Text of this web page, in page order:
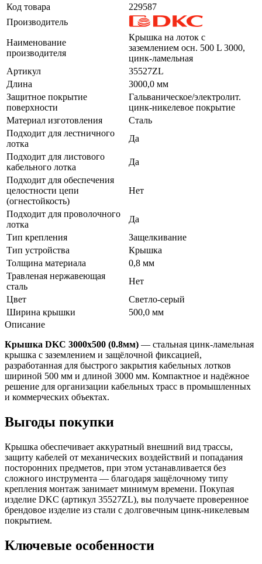
Код товара
229587
Производитель
Наименование
производителя
Крышка на лоток с
заземлением осн. 500 L 3000,
цинк-ламельная
Артикул
35527ZL
Длина
3000,0 мм
Защитное покрытие
поверхности
Гальваническое/электролит.
цинк-никелевое покрытие
Материал изготовления
Сталь
Подходит для лестничного
лотка
Да
Подходит для листового
кабельного лотка
Да
Подходит для обеспечения
целостности цепи
(огнестойкость)
Нет
Подходит для проволочного
лотка
Да
Тип крепления
Защелкивание
Тип устройства
Крышка
Толщина материала
0,8 мм
Травленая нержавеющая
сталь
Нет
Цвет
Светло-серый
Ширина крышки
500,0 мм
Описание
Крышка DKC 3000х500 (0.8мм) — стальная цинк-ламельная
крышка с заземлением и защёлочной фиксацией,
разработанная для быстрого закрытия кабельных лотков
шириной 500 мм и длиной 3000 мм. Компактное и надёжное
решение для организации кабельных трасс в промышленных
и коммерческих объектах.
Выгоды покупки
Крышка обеспечивает аккуратный внешний вид трассы,
защиту кабелей от механических воздействий и попадания
посторонних предметов, при этом устанавливается без
сложного инструмента — благодаря защёлочному типу
крепления монтаж занимает минимум времени. Покупая
изделие DKC (артикул 35527ZL), вы получаете проверенное
брендовое изделие из стали с долговечным цинк‑никелевым
покрытием.
Ключевые особенности